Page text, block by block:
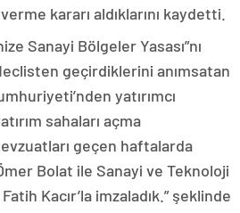
kararı aldıklarını kaydetti.
Sanayi Bölgeler Yasası”nı
geçirdiklerini anımsatan
yatırımcı
sahaları açma
geçen haftalarda
Bolat ile Sanayi ve Teknoloji
Kacır’la imzaladık.” şeklinde